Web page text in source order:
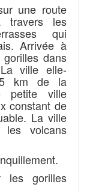
une route
travers les
qui
Arrivée à
dans
ville elle-
km de la
petite ville
constant de
La ville
volcans
gorilles